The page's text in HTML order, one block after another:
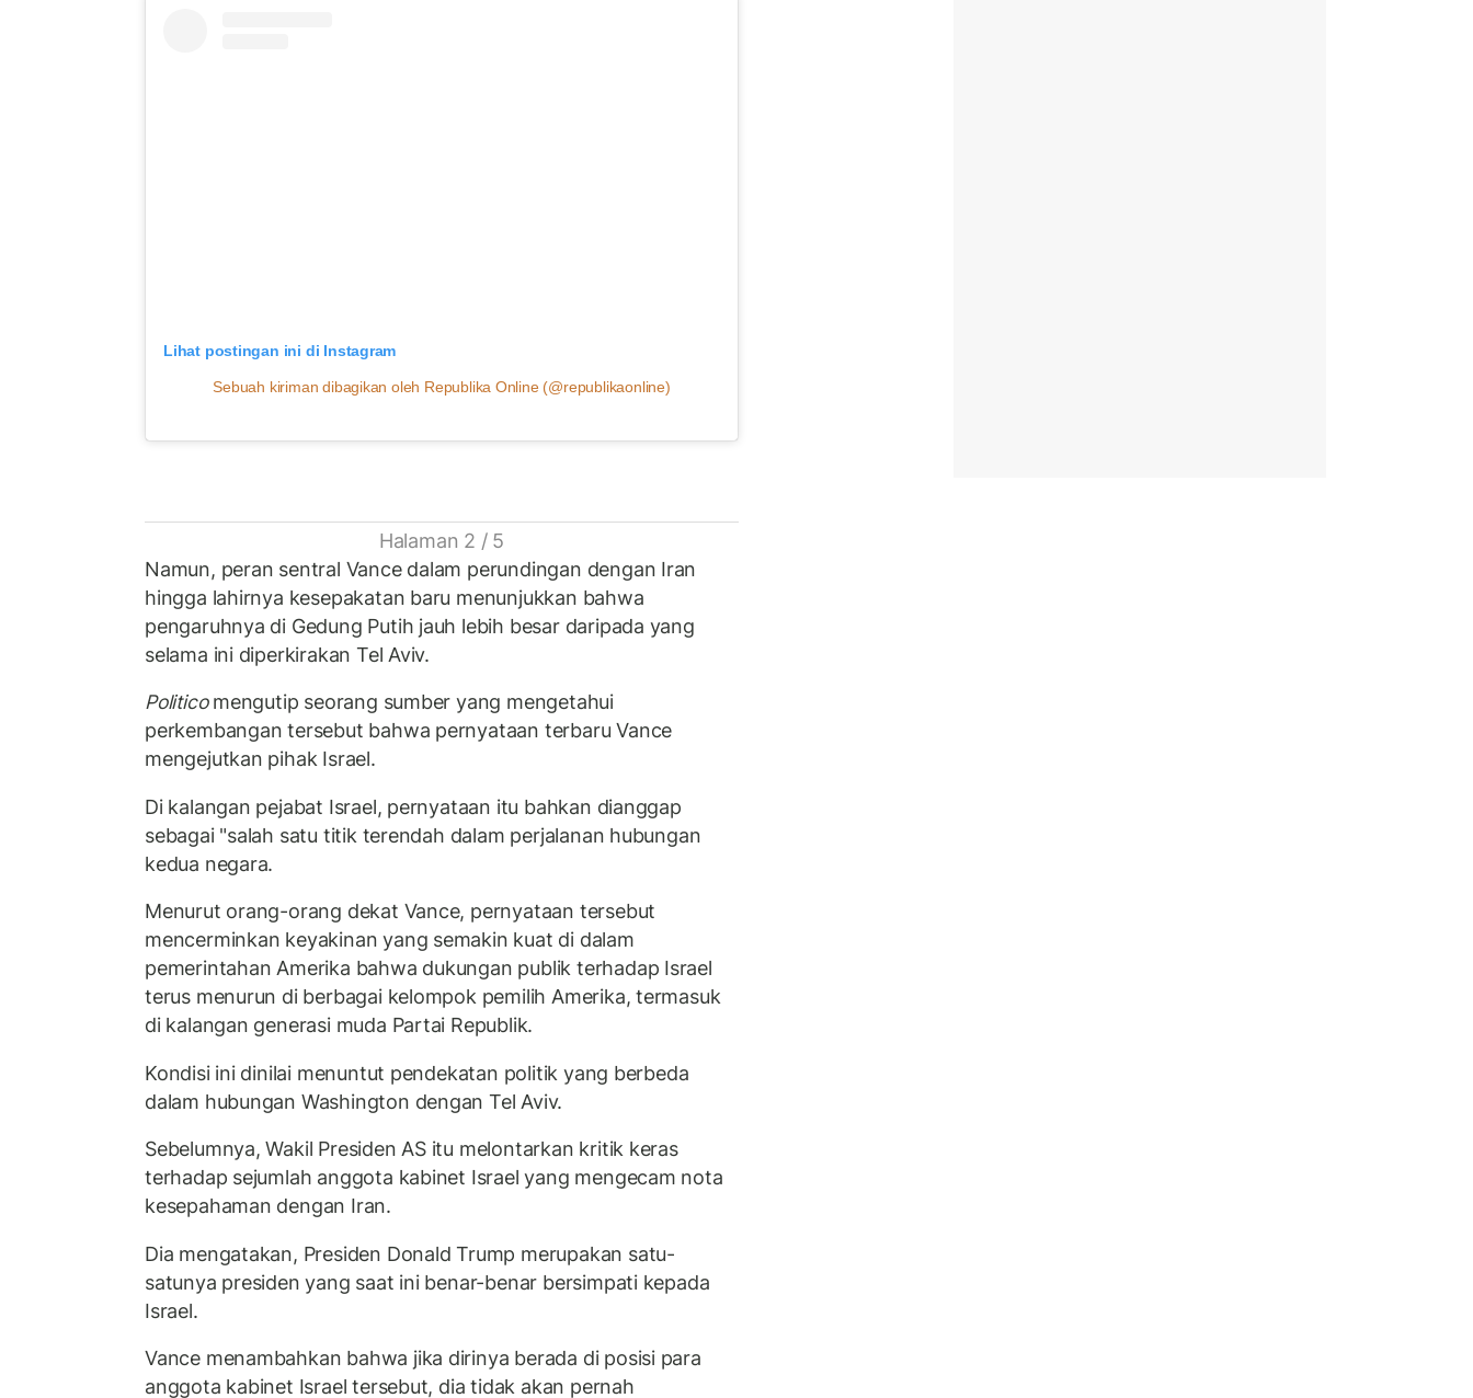
Lihat postingan ini di Instagram
Sebuah kiriman dibagikan oleh Republika Online (@republikaonline)
Halaman 2 / 5
Namun, peran sentral Vance dalam perundingan dengan Iran
hingga lahirnya kesepakatan baru menunjukkan bahwa
pengaruhnya di Gedung Putih jauh lebih besar daripada yang
selama ini diperkirakan Tel Aviv.
Politicomengutip seorang sumber yang mengetahui
perkembangan tersebut bahwa pernyataan terbaru Vance
mengejutkan pihak Israel.
Di kalangan pejabat Israel, pernyataan itu bahkan dianggap
sebagai "salah satu titik terendah dalam perjalanan hubungan
kedua negara.
Menurut orang-orang dekat Vance, pernyataan tersebut
mencerminkan keyakinan yang semakin kuat di dalam
pemerintahan Amerika bahwa dukungan publik terhadap Israel
terus menurun di berbagai kelompok pemilih Amerika, termasuk
di kalangan generasi muda Partai Republik.
Kondisi ini dinilai menuntut pendekatan politik yang berbeda
dalam hubungan Washington dengan Tel Aviv.
Sebelumnya, Wakil Presiden AS itu melontarkan kritik keras
terhadap sejumlah anggota kabinet Israel yang mengecam nota
kesepahaman dengan Iran.
Dia mengatakan, Presiden Donald Trump merupakan satu-
satunya presiden yang saat ini benar-benar bersimpati kepada
Israel.
Vance menambahkan bahwa jika dirinya berada di posisi para
anggota kabinet Israel tersebut, dia tidak akan pernah